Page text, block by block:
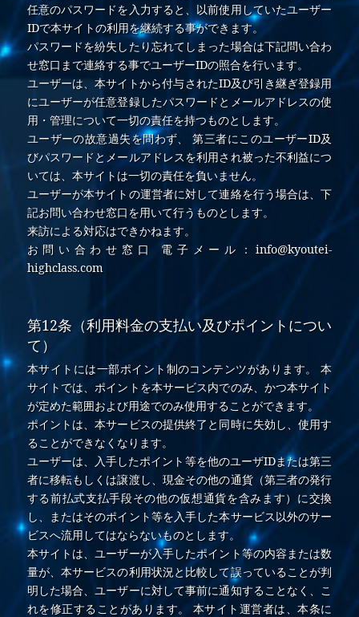
任意のパスワードを入力すると、以前使用していたユーザー
IDで本サイトの利用を継続する事ができます。
パスワードを紛失したり忘れてしまった場合は下記問い合わ
せ窓口まで連絡する事でユーザーIDの照合を行います。
ユーザーは、本サイトから付与されたID及び引き継ぎ登録用
にユーザーが任意登録したパスワードとメールアドレスの使
用・管理について一切の責任を持つものとします。
ユーザーの故意過失を問わず、 第三者にこのユーザーID及
びパスワードとメールアドレスを利用され被った不利益につ
いては、本サイトは一切の責任を負いません。
ユーザーが本サイトの運営者に対して連絡を行う場合は、下
記お問い合わせ窓口を用いて行うものとします。
来訪による対応はできかねます。
お問い合わせ窓口 電子メール：info@kyoutei-
highclass.com
第12条（利用料金の支払い及びポイントについ
て）
本サイトには一部ポイント制のコンテンツがあります。 本
サイトでは、ポイントを本サービス内でのみ、かつ本サイト
が定めた範囲および用途でのみ使用することができます。
ポイントは、本サービスの提供終了と同時に失効し、使用す
ることができなくなります。
ユーザーは、入手したポイント等を他のユーザIDまたは第三
者に移転もしくは譲渡し、現金その他の通貨（第三者の発行
する前払式支払手段その他の仮想通貨を含みます）に交換
し、またはそのポイント等を入手した本サービス以外のサー
ビスへ流用してはならないものとします。
本サイトは、ユーザーが入手したポイント等の内容または数
量が、本サービスの利用状況と比較して誤っていることが判
明した場合、ユーザーに対して事前に通知することなく、こ
れを修正することがあります。 本サイト運営者は、本条に